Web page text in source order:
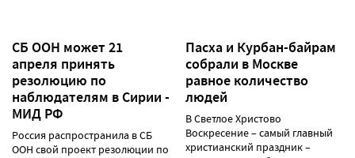
СБ ООН может 21
апреля принять
резолюцию по
наблюдателям в Сирии -
МИД РФ
Россия распространила в СБ
ООН свой проект резолюции по
Пасха и Курбан-байрам
собрали в Москве
равное количество
людей
В Светлое Христово
Воскресение – самый главный
христианский праздник –